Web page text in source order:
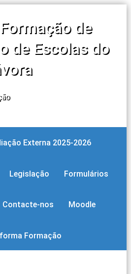
de
de Escolas do
Externa 2025-2026
Legislação Formulários
Contacte-nos Moodle
Formação